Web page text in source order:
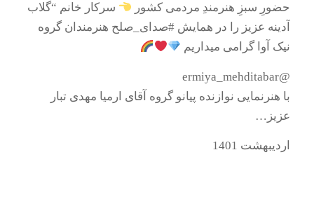
حضورِ سبزِ هنرمندِ مردمی کشور
سرکار خانم “گلاب
آدینه عزیز را در همایش #صدای_صلح هنرمندان گروه
نیک آوا گرامی میداریم
@ermiya_mehditabar
با هنرنمایی نوازنده پیانو گروه آقای ارمیا مهدی تبار
عزیز…
اردیبهشت 1401